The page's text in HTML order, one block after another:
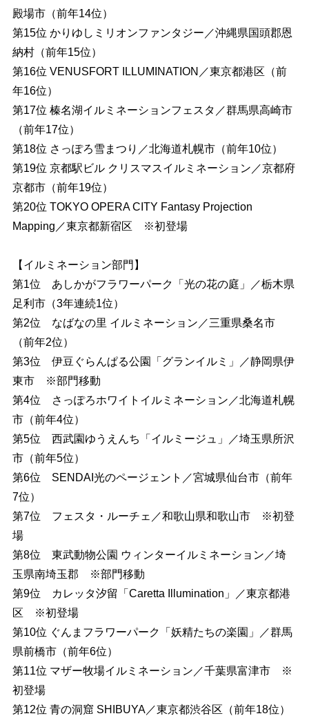
殿場市（前年14位）
第15位 かりゆしミリオンファンタジー／沖縄県国頭郡恩
納村（前年15位）
第16位 VENUSFORT ILLUMINATION／東京都港区（前
年16位）
第17位 榛名湖イルミネーションフェスタ／群馬県高崎市
（前年17位）
第18位 さっぽろ雪まつり／北海道札幌市（前年10位）
第19位 京都駅ビル クリスマスイルミネーション／京都府
京都市（前年19位）
第20位 TOKYO OPERA CITY Fantasy Projection
Mapping／東京都新宿区 ※初登場
【イルミネーション部門】
第1位 あしかがフラワーパーク「光の花の庭」／栃木県
足利市（3年連続1位）
第2位 なばなの里 イルミネーション／三重県桑名市
（前年2位）
第3位 伊豆ぐらんぱる公園「グランイルミ」／静岡県伊
東市 ※部門移動
第4位 さっぽろホワイトイルミネーション／北海道札幌
市（前年4位）
第5位 西武園ゆうえんち「イルミージュ」／埼玉県所沢
市（前年5位）
第6位 SENDAI光のページェント／宮城県仙台市（前年
7位）
第7位 フェスタ・ルーチェ／和歌山県和歌山市 ※初登
場
第8位 東武動物公園 ウィンターイルミネーション／埼
玉県南埼玉郡 ※部門移動
第9位 カレッタ汐留「Caretta Illumination」／東京都港
区 ※初登場
第10位 ぐんまフラワーパーク「妖精たちの楽園」／群馬
県前橋市（前年6位）
第11位 マザー牧場イルミネーション／千葉県富津市 ※
初登場
第12位 青の洞窟 SHIBUYA／東京都渋谷区（前年18位）